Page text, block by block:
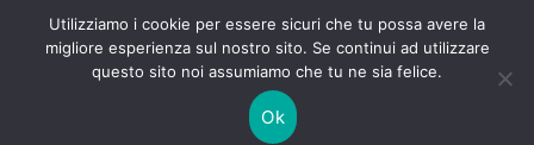
ITALIAPRESSOFFICE@GMAIL.COM
WEBMASTER :FRANCESCO GENTILE
FREELANCE
Utilizziamo i cookie per essere sicuri che tu possa avere la
migliore esperienza sul nostro sito. Se continui ad utilizzare
questo sito noi assumiamo che tu ne sia felice.
Ok